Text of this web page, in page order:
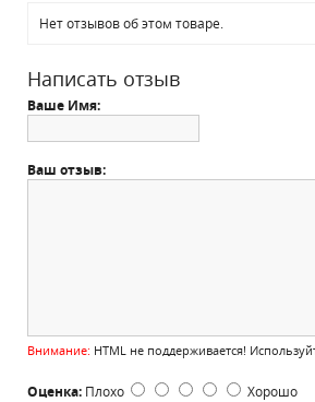
Нет отзывов об этом товаре.
Написать отзыв
Ваше Имя:
Ваш отзыв:
Внимание: HTML не поддерживается!
Оценка: Плохо Хорошо